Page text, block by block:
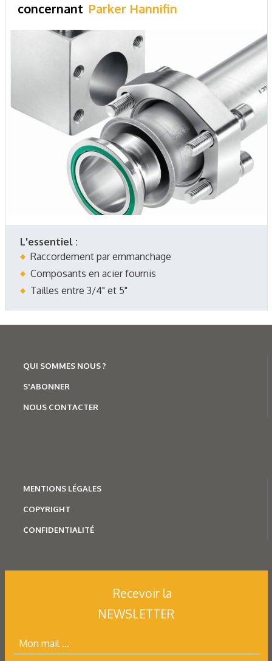
concernant Parker Hannifin
L'essentiel :
Raccordement par emmanchage
Composants en acier fournis
Tailles entre 3/4" et 5"
QUI SOMMES NOUS ?
S'ABONNER
NOUS CONTACTER
MENTIONS LÉGALES
COPYRIGHT
CONFIDENTIALITÉ
Recevoir la
NEWSLETTER